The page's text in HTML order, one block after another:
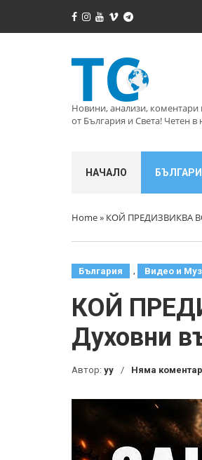
Новини, анализи,
от България и Света! Четен в
НАЧАЛО
Home» КОЙ ПРЕДИЗВИКВА
България , Видео и
КОЙ
Духовни
Автор: yy Няма